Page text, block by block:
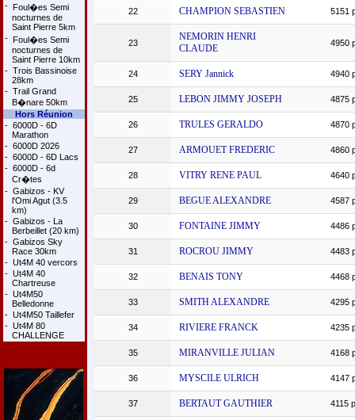
- Foul�es Semi
nocturnes de
Saint Pierre 5km
- Foul�es Semi
nocturnes de
Saint Pierre 10km
- Trois Bassinoise
28km
- Trail Grand
B�nare 50km
Hors Réunion
- 6000D - 6D
Marathon
- 6000D 2026
- 6000D - 6D Lacs
- 6000D - 6d
Cr�tes
- Gabizos - KV
l'Omi Agut (3.5
km)
- Gabizos - La
Berbeillet (20 km)
- Gabizos Sky
Race 30km
- Ut4M 40 vercors
- Ut4M 40
Chartreuse
- Ut4M50
Belledonne
- Ut4M50 Taillefer
- Ut4M 80
CHALLENGE
22 CHAMPION SEBASTIEN 5151
23
NEMORIN HENRI
CLAUDE
4950
24 SERY Jannick 4940
25 LEBON JIMMY JOSEPH 4875
26 TRULES GERALDO 4870
27 ARMOUET FREDERIC 4860
28 VITRY RENE PAUL 4640
29 BEGUE ALEXANDRE 4587
30 FONTAINE JIMMY 4486
31 ROCROU JIMMY 4483
32 BENAIS TONY 4468
33 SMITH ALEXANDRE 4295
34 RIVIERE FRANCK 4235
35 MIRANVILLE JULIAN 4168
36 MYSCILE ULRICH 4147
37 BERTAUT GAUTHIER 4115